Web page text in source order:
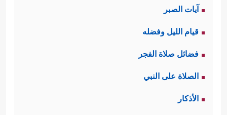
آيات الصبر
قيام الليل وفضله
فضائل صلاة الفجر
الصلاة على النبي
الأذكار